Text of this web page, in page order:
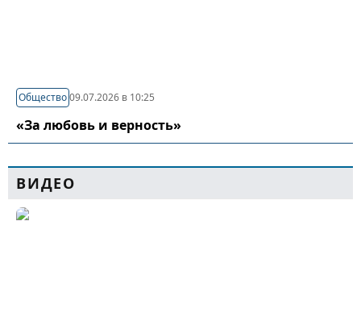
Общество09.07.2026 в 10:25
«За любовь и верность»
ВИДЕО